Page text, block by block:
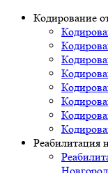
Кодирование
Реабилитация